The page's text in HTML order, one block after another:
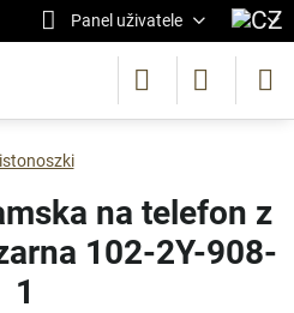
Panel uživatele
na telefon z
102-2Y-908-
1